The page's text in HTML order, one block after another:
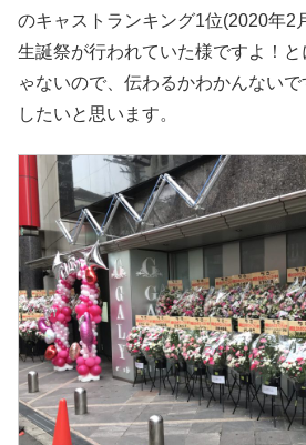
のキャストランキング1位(2020年2
生誕祭が行われていた様ですよ！
ゃないので、伝わるかわかんない
したいと思います。